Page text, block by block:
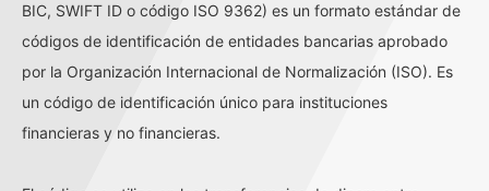
BIC, SWIFT ID o código ISO 9362) es un formato estándar de
códigos de identificación de entidades bancarias aprobado
por la Organización Internacional de Normalización (ISO). Es
un código de identificación único para instituciones
financieras y no financieras.